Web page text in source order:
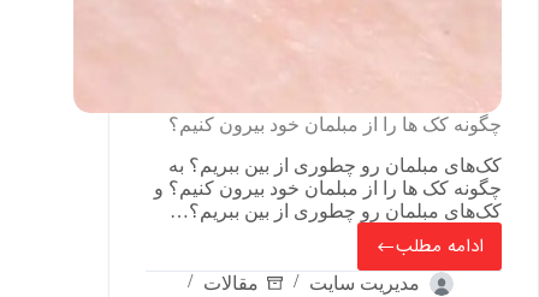
چگونه کک ها را از مبلمان خود بیرون کنیم؟
کک‌های مبلمان رو چطوری از بین ببریم؟ به
چگونه کک ها را از مبلمان خود بیرون کنیم؟ و
کک‌های مبلمان رو چطوری از بین ببریم؟…
ادامه مطلب
مدیریت سایت
مقالات